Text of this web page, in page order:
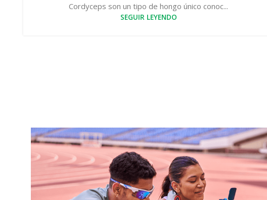
Cordyceps son un tipo de hongo único conoc...
SEGUIR LEYENDO